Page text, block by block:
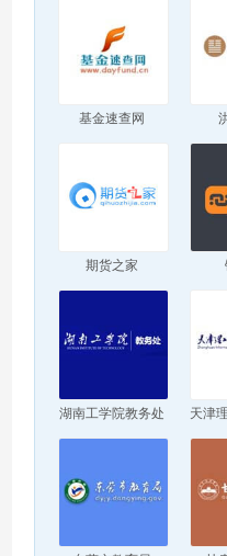
基金速查网
期货之家
湖南工学院教务处